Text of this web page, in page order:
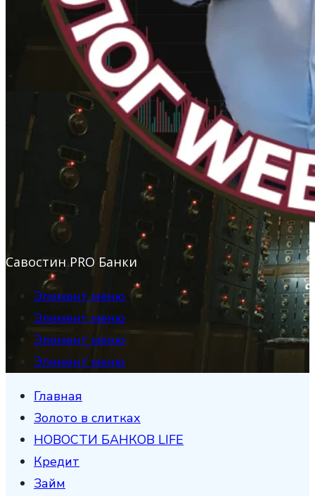
Савостин PRO Банки
Элемент меню
Элемент меню
Элемент меню
Элемент меню
Главная
Золото в слитках
НОВОСТИ БАНКОВ LIFE
Кредит
Займ